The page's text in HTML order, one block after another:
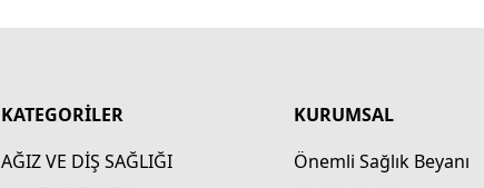
KATEGORİLER
AĞIZ VE DİŞ SAĞLIĞI
KURUMSAL
Önemli Sağlık Beyanı